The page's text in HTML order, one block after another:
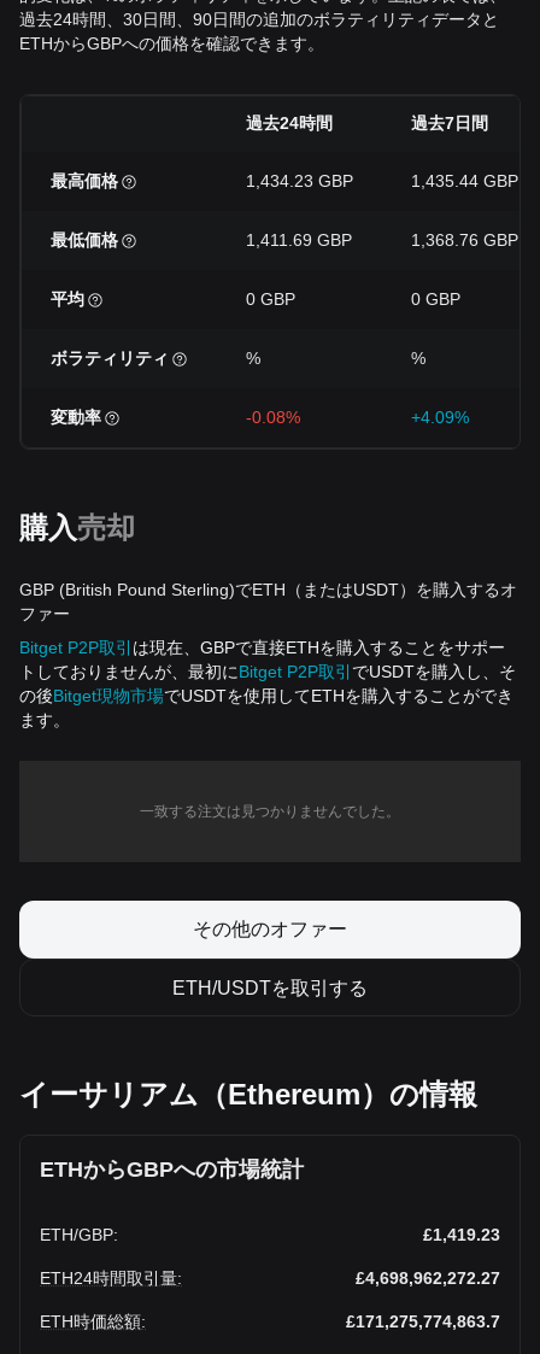
過去24時間、30日間、90日間の追加のボラティリティデータと
ETHからGBPへの価格を確認できます。
過去24時間 過去7日間
最高価格 1,434.23 GBP 1,435.44 GBP
最低価格 1,411.69 GBP 1,368.76 GBP
平均 0 GBP 0 GBP
ボラティリティ % %
変動率 -0.08% +4.09%
購入売却
GBP (British Pound Sterling)でETH（またはUSDT）を購入するオ
ファー
Bitget P2P取引 は現在、GBPで直接ETHを購入することをサポー
トしておりませんが、最初にBitget P2P取引 でUSDTを購入し、そ
の後Bitget現物市場でUSDTを使用してETHを購入することができ
ます。
一致する注文は見つかりませんでした。
その他のオファー
ETH/USDTを取引する
イーサリアム（Ethereum）の情報
ETHからGBPへの市場統計
ETH/GBP: £1,419.23
ETH24時間取引量: £4,698,962,272.27
ETH時価総額: £171,275,774,863.7